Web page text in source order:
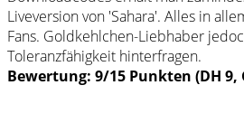
Liveversion von 'Sahara'. Alles in
Fans. Goldkehlchen-Liebhaber
Toleranzfähigkeit hinterfragen.
Bewertung: 9/15 Punkten (DH 9,